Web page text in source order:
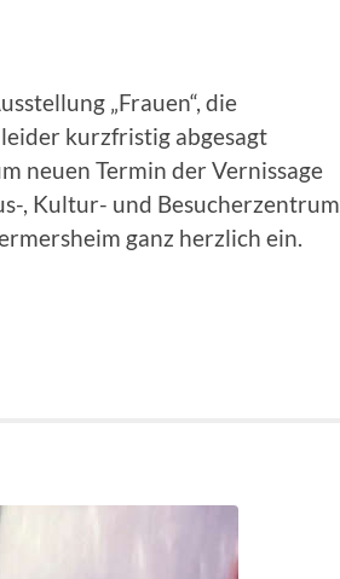
„Frauen“, die
kurzfristig abgesagt
neuen Termin der Vernissage
, Kultur- und Besucherzentrum
ganz herzlich ein.